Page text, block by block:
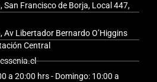
San Francisco de Borja, Local 447,
Av Libertador Bernardo O’Higgins
Central
a 20:00 hrs - Domingo: 10:00 a